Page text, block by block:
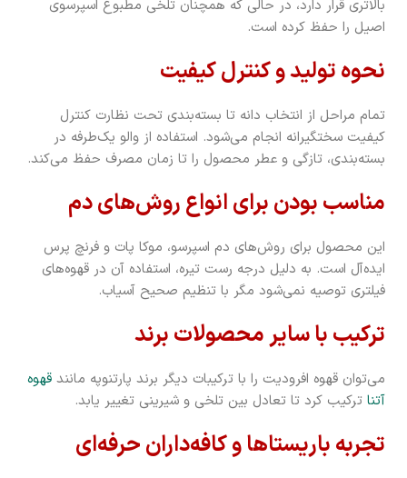
بالاتری قرار دارد، در حالی که همچنان تلخی مطبوع اسپرسوی
اصیل را حفظ کرده است.
نحوه تولید و کنترل کیفیت
تمام مراحل از انتخاب دانه تا بسته‌بندی تحت نظارت کنترل
کیفیت سختگیرانه انجام می‌شود. استفاده از والو یک‌طرفه در
بسته‌بندی، تازگی و عطر محصول را تا زمان مصرف حفظ می‌کند.
مناسب بودن برای انواع روش‌های دم
این محصول برای روش‌های دم اسپرسو، موکا پات و فرنچ پرس
ایده‌آل است. به دلیل درجه رست تیره، استفاده آن در قهوه‌های
فیلتری توصیه نمی‌شود مگر با تنظیم صحیح آسیاب.
ترکیب با سایر محصولات برند
می‌توان قهوه افرودیت را با ترکیبات دیگر برند پارتنوپه مانند قهوه
آتنا ترکیب کرد تا تعادل بین تلخی و شیرینی تغییر یابد.
تجربه باریستاها و کافه‌داران حرفه‌ای